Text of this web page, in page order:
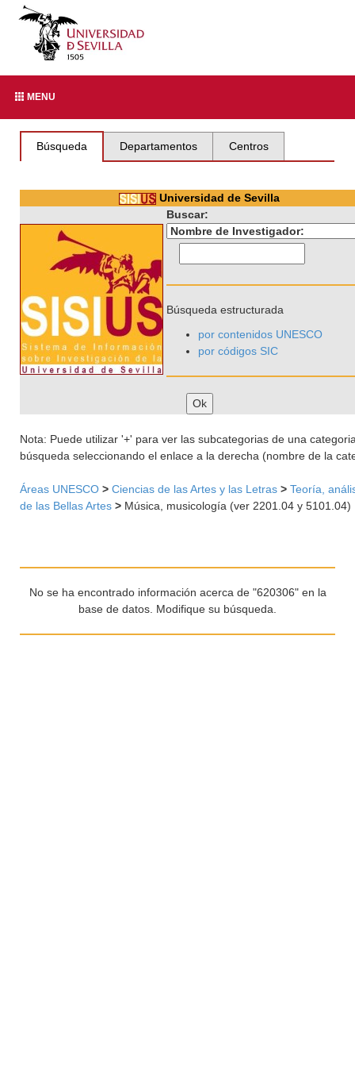
MENU
Búsqueda Departamentos Centros
Universidad de Sevilla
Buscar:
Búsqueda estructurada
por contenidos UNESCO
por códigos SIC
Nota: Puede utilizar '+' para ver las subcategorias de una
búsqueda seleccionando el enlace a la derecha (nombre de la
Áreas UNESCO > Ciencias de las Artes y las Letras > Teoría,
de las Bellas Artes > Música, musicología (ver 2201.04 y 5101.04)
No se ha encontrado información acerca de "620306" en la
base de datos. Modifique su búsqueda.